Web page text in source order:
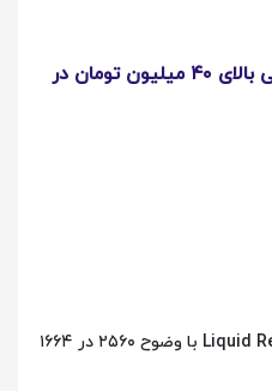
بهترین لپ‌تاپ‌ها در بازه قیمتی بالای ۴۰ میلیون تومان در
نمایشگر: ۱۳.۶ اینچی Liquid Retina با وضوح ۲۵۶۰ در ۱۶۶۴